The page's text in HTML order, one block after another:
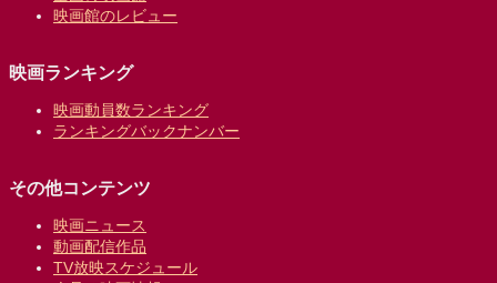
映画館のレビュー
映画ランキング
映画動員数ランキング
ランキングバックナンバー
その他コンテンツ
映画ニュース
動画配信作品
TV放映スケジュール